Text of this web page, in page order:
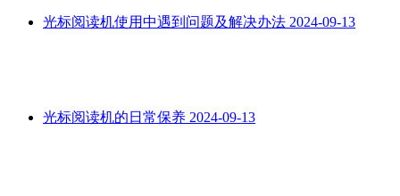
光标阅读机使用中遇到问题及解决办法 2024-09-13
光标阅读机的日常保养 2024-09-13